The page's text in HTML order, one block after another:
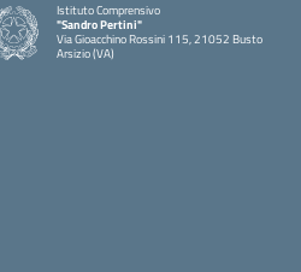
Istituto Comprensivo
"Sandro Pertini"
Via Gioacchino Rossini 115, 21052 Busto
Arsizio (VA)